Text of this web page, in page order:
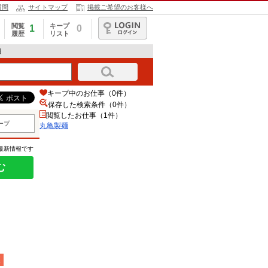
問 サイトマップ 掲載ご希望のお客様へ
閲覧
履歴
1
キープ
リスト
0
ログイン
プ
新情報です
キープ中のお仕事（0件）
保存した検索条件（0件）
閲覧したお仕事（1件）
丸亀製麺